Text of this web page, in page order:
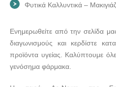
Φυτικά Καλλυντικά – Μακιγιάζ
Ενημερωθείτε από την σελίδα
διαγωνισμούς και κερδίστε
προϊόντα υγείας. Καλύπτουμε
γενόσημα φάρμακα.